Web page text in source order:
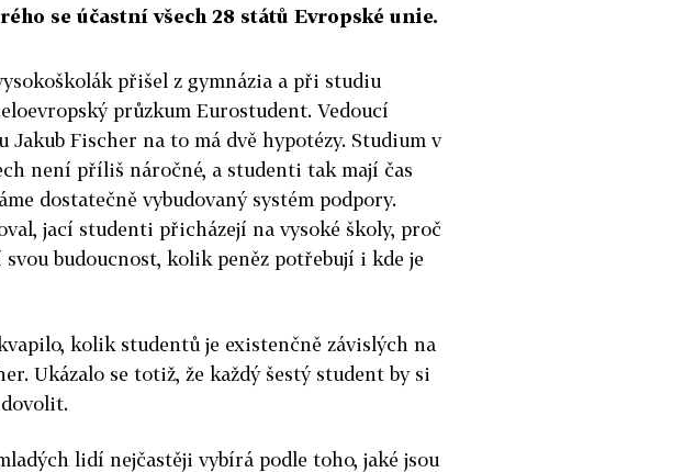
se účastní všech 28 států Evropské unie.
přišel z gymnázia a při studiu
průzkum Eurostudent. Vedoucí
Jakub Fischer na to má dvě hypotézy. Studium v
není příliš náročné, a studenti tak mají čas
dostatečně vybudovaný systém podpory.
jací studenti přicházejí na vysoké školy, proč
budoucnost, kolik peněz potřebují i kde je
kolik studentů je existenčně závislých na
Ukázalo se totiž, že každý šestý student by si
lidí nejčastěji vybírá podle toho, jaké jsou